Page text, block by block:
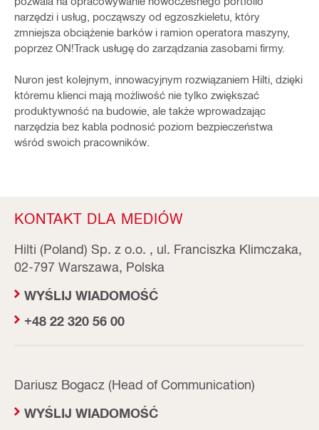
narzędzi i usług, począwszy od egzoszkieletu, który
zmniejsza obciążenie barków i ramion operatora maszyny,
poprzez ON!Track usługę do zarządzania zasobami firmy.
Nuron jest kolejnym, innowacyjnym rozwiązaniem Hilti, dzięki
któremu klienci mają możliwość nie tylko zwiększać
produktywność na budowie, ale także wprowadzając
narzędzia bez kabla podnosić poziom bezpieczeństwa
wśród swoich pracowników.
KONTAKT DLA MEDIÓW
Hilti (Poland) Sp. z o.o. , ul. Franciszka Klimczaka,
02-797 Warszawa, Polska
WYŚLIJ WIADOMOŚĆ
+48 22 320 56 00
Dariusz Bogacz (Head of Communication)
WYŚLIJ WIADOMOŚĆ